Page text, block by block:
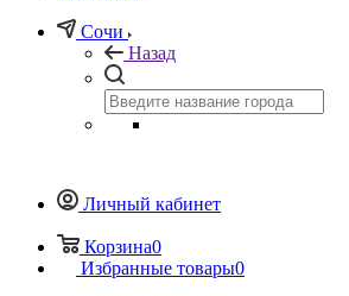
Сочи
Назад
Личный кабинет
Корзина0
Избранные товары0